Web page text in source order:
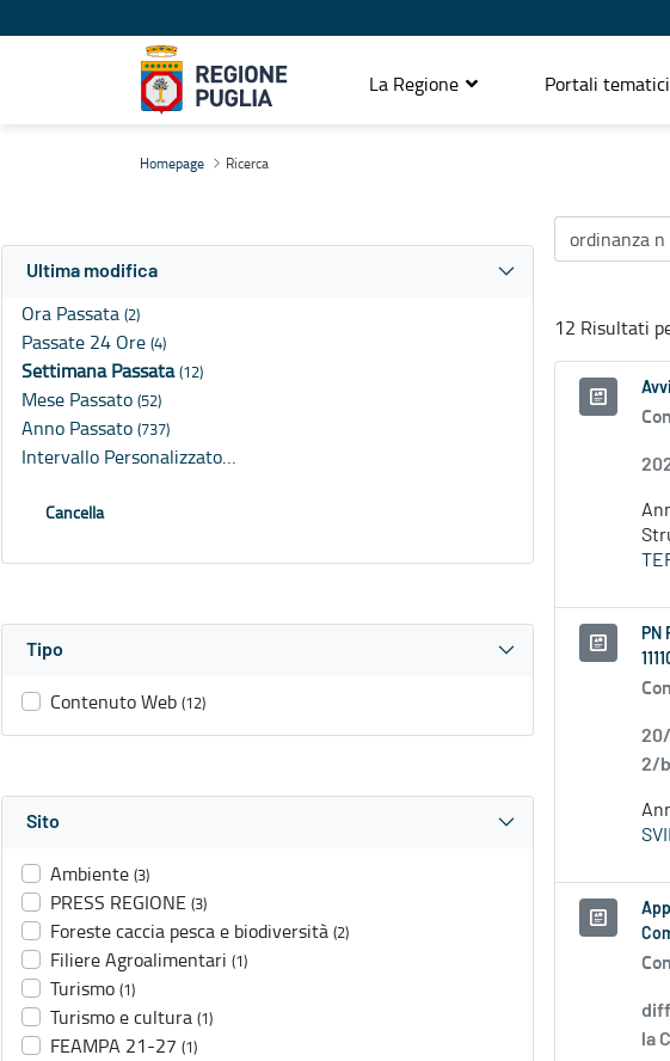
La Regione Portali tematici
Homepage Ricerca
Ultima modifica
Ora Passata (2)
Passate 24 Ore (4)
Settimana Passata(12)
Mese Passato (52)
Anno Passato (737)
Intervallo Personalizzato…
Cancella
Tipo
Contenuto Web (12)
Sito
Ambiente (3)
PRESS REGIONE (3)
Foreste caccia pesca e biodiversità (2)
Filiere Agroalimentari (1)
Turismo (1)
Turismo e cultura (1)
FEAMPA 21-27 (1)
12 Risultati
PN
2/
la